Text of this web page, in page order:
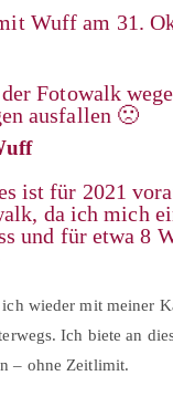
Wuff am 31.
Fotowalk
ausfallen 🙁
ist für 2021
da ich mich
und für etwa 8
wieder mit meiner
Ich biete an
– ohne Zeitlimit.